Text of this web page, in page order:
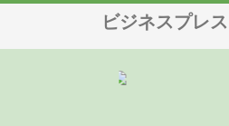
ビジネスプレス